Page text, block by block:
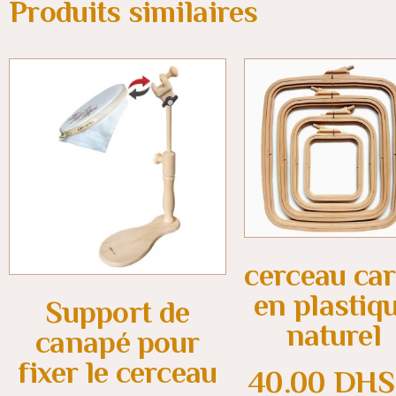
Produits similaires
Support de
canapé pour
fixer le cerceau
cerceau
en
naturel
40.00 DHS